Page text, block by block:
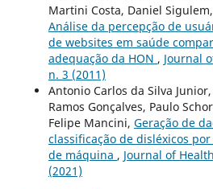
Martini Costa, Daniel
Análise da percepção de
de websites em saúde
adequação da HON , Journal
n. 3 (2011)
Antonio Carlos da Silva
Ramos Gonçalves, Paulo
Felipe Mancini, Geração de
classificação de disléxicos
de máquina , Journal of
(2021)